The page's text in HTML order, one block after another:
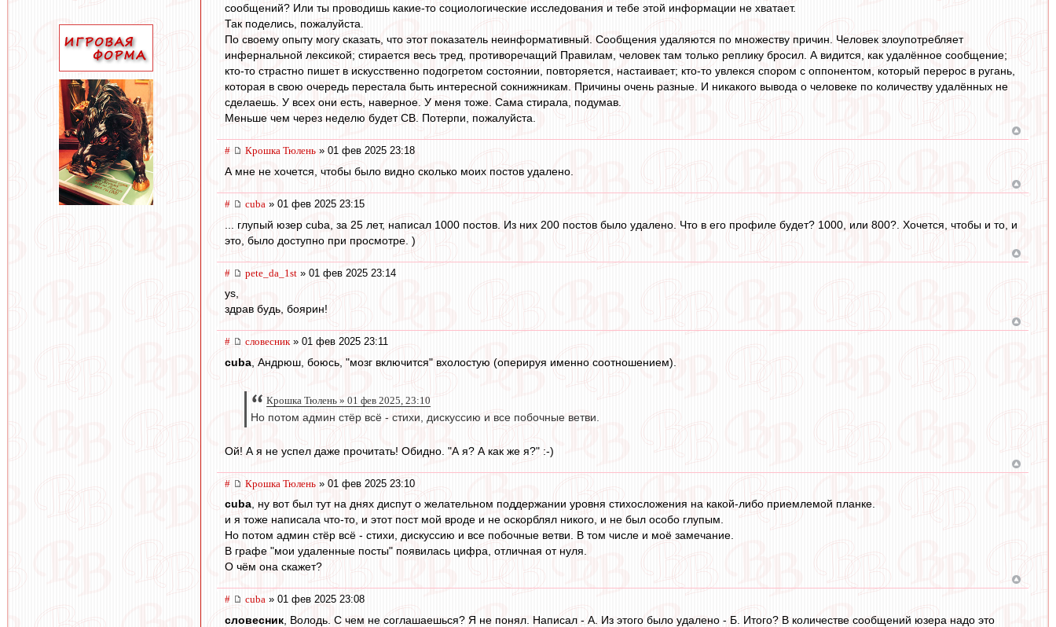
сообщений? Или ты проводишь какие-то социологические исследования и тебе этой информации не хватает.
Так поделись, пожалуйста.
По своему опыту могу сказать, что этот показатель неинформативный. Сообщения удаляются по множеству причин. Человек злоупотребляет
инфернальной лексикой; стирается весь тред, противоречащий Правилам, человек там только реплику бросил. А видится, как удалённое сообщение;
кто-то страстно пишет в искусственно подогретом состоянии, повторяется, настаивает; кто-то увлекся спором с оппонентом, который перерос в ругань,
которая в свою очередь перестала быть интересной сокнижникам. Причины очень разные. И никакого вывода о человеке по количеству удалённых не
сделаешь. У всех они есть, наверное. У меня тоже. Сама стирала, подумав.
Меньше чем через неделю будет СВ. Потерпи, пожалуйста.
# Крошка Тюлень » 01 фев 2025 23:18
А мне не хочется, чтобы было видно сколько моих постов удалено.
# cuba » 01 фев 2025 23:15
... глупый юзер cuba, за 25 лет, написал 1000 постов. Из них 200 постов было удалено. Что в его профиле будет? 1000, или 800?. Хочется, чтобы и то, и
это, было доступно при просмотре. )
# pete_da_1st » 01 фев 2025 23:14
ys,
здрав будь, боярин!
# словесник» 01 фев 2025 23:11
cuba , Андрюш, боюсь, "мозг включится" вхолостую (оперируя именно соотношением).
Крошка Тюлень » 01 фев 2025, 23:10
Но потом админ стёр всё - стихи, дискуссию и все побочные ветви.
Ой! А я не успел даже прочитать! Обидно. "А я? А как же я?" :-)
# Крошка Тюлень » 01 фев 2025 23:10
cuba, ну вот был тут на днях диспут о желательном поддержании уровня стихосложения на какой-либо приемлемой планке.
и я тоже написала что-то, и этот пост мой вроде и не оскорблял никого, и не был особо глупым.
Но потом админ стёр всё - стихи, дискуссию и все побочные ветви. В том числе и моё замечание.
В графе "мои удаленные посты" появилась цифра, отличная от нуля.
О чём она скажет?
# cuba » 01 фев 2025 23:08
словесник , Володь. С чем не соглашаешься? Я не понял. Написал - А. Из этого было удалено - Б. Итого? В количестве сообщений юзера надо это